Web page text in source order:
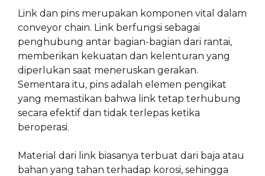
Link dan pins merupakan komponen vital dalam
conveyor chain. Link berfungsi sebagai
penghubung antar bagian-bagian dari rantai,
memberikan kekuatan dan kelenturan yang
diperlukan saat meneruskan gerakan.
Sementara itu, pins adalah elemen pengikat
yang memastikan bahwa link tetap terhubung
secara efektif dan tidak terlepas ketika
beroperasi.
Material dari link biasanya terbuat dari baja atau
bahan yang tahan terhadap korosi, sehingga